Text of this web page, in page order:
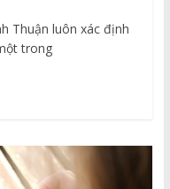
Thuận luôn xác định
trong